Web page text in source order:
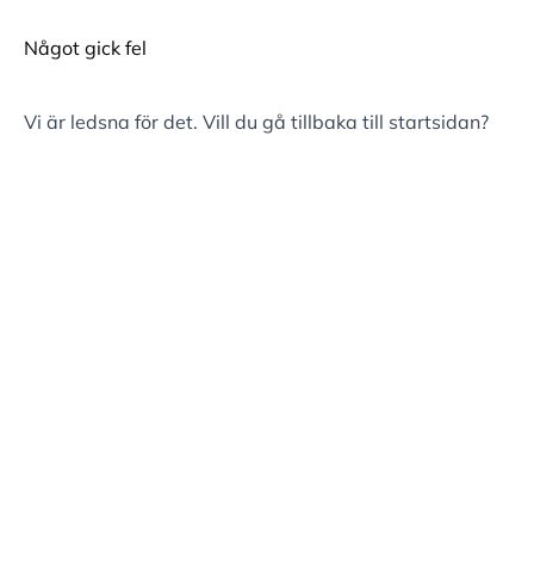
Något gick fel
Vi är ledsna för det. Vill du gå tillbaka till startsidan?